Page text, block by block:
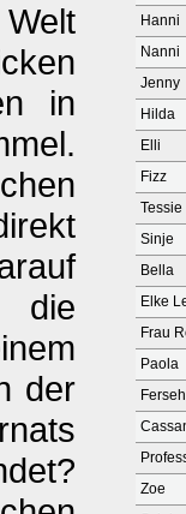
in
der
Hanni
Nanni
Jenny
Hilda
Elli
Fizz
Tessie
Sinje
Bella
Elke
Frau
Paola
Zoe